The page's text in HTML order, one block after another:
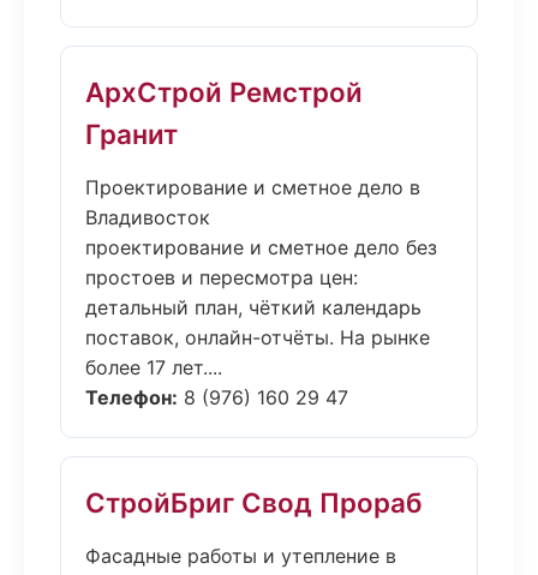
АрхСтрой Ремстрой
Гранит
Проектирование и сметное дело в
Владивосток
проектирование и сметное дело без
простоев и пересмотра цен:
детальный план, чёткий календарь
поставок, онлайн-отчёты. На рынке
более 17 лет....
Телефон: 8 (976) 160 29 47
СтройБриг Свод Прораб
Фасадные работы и утепление в